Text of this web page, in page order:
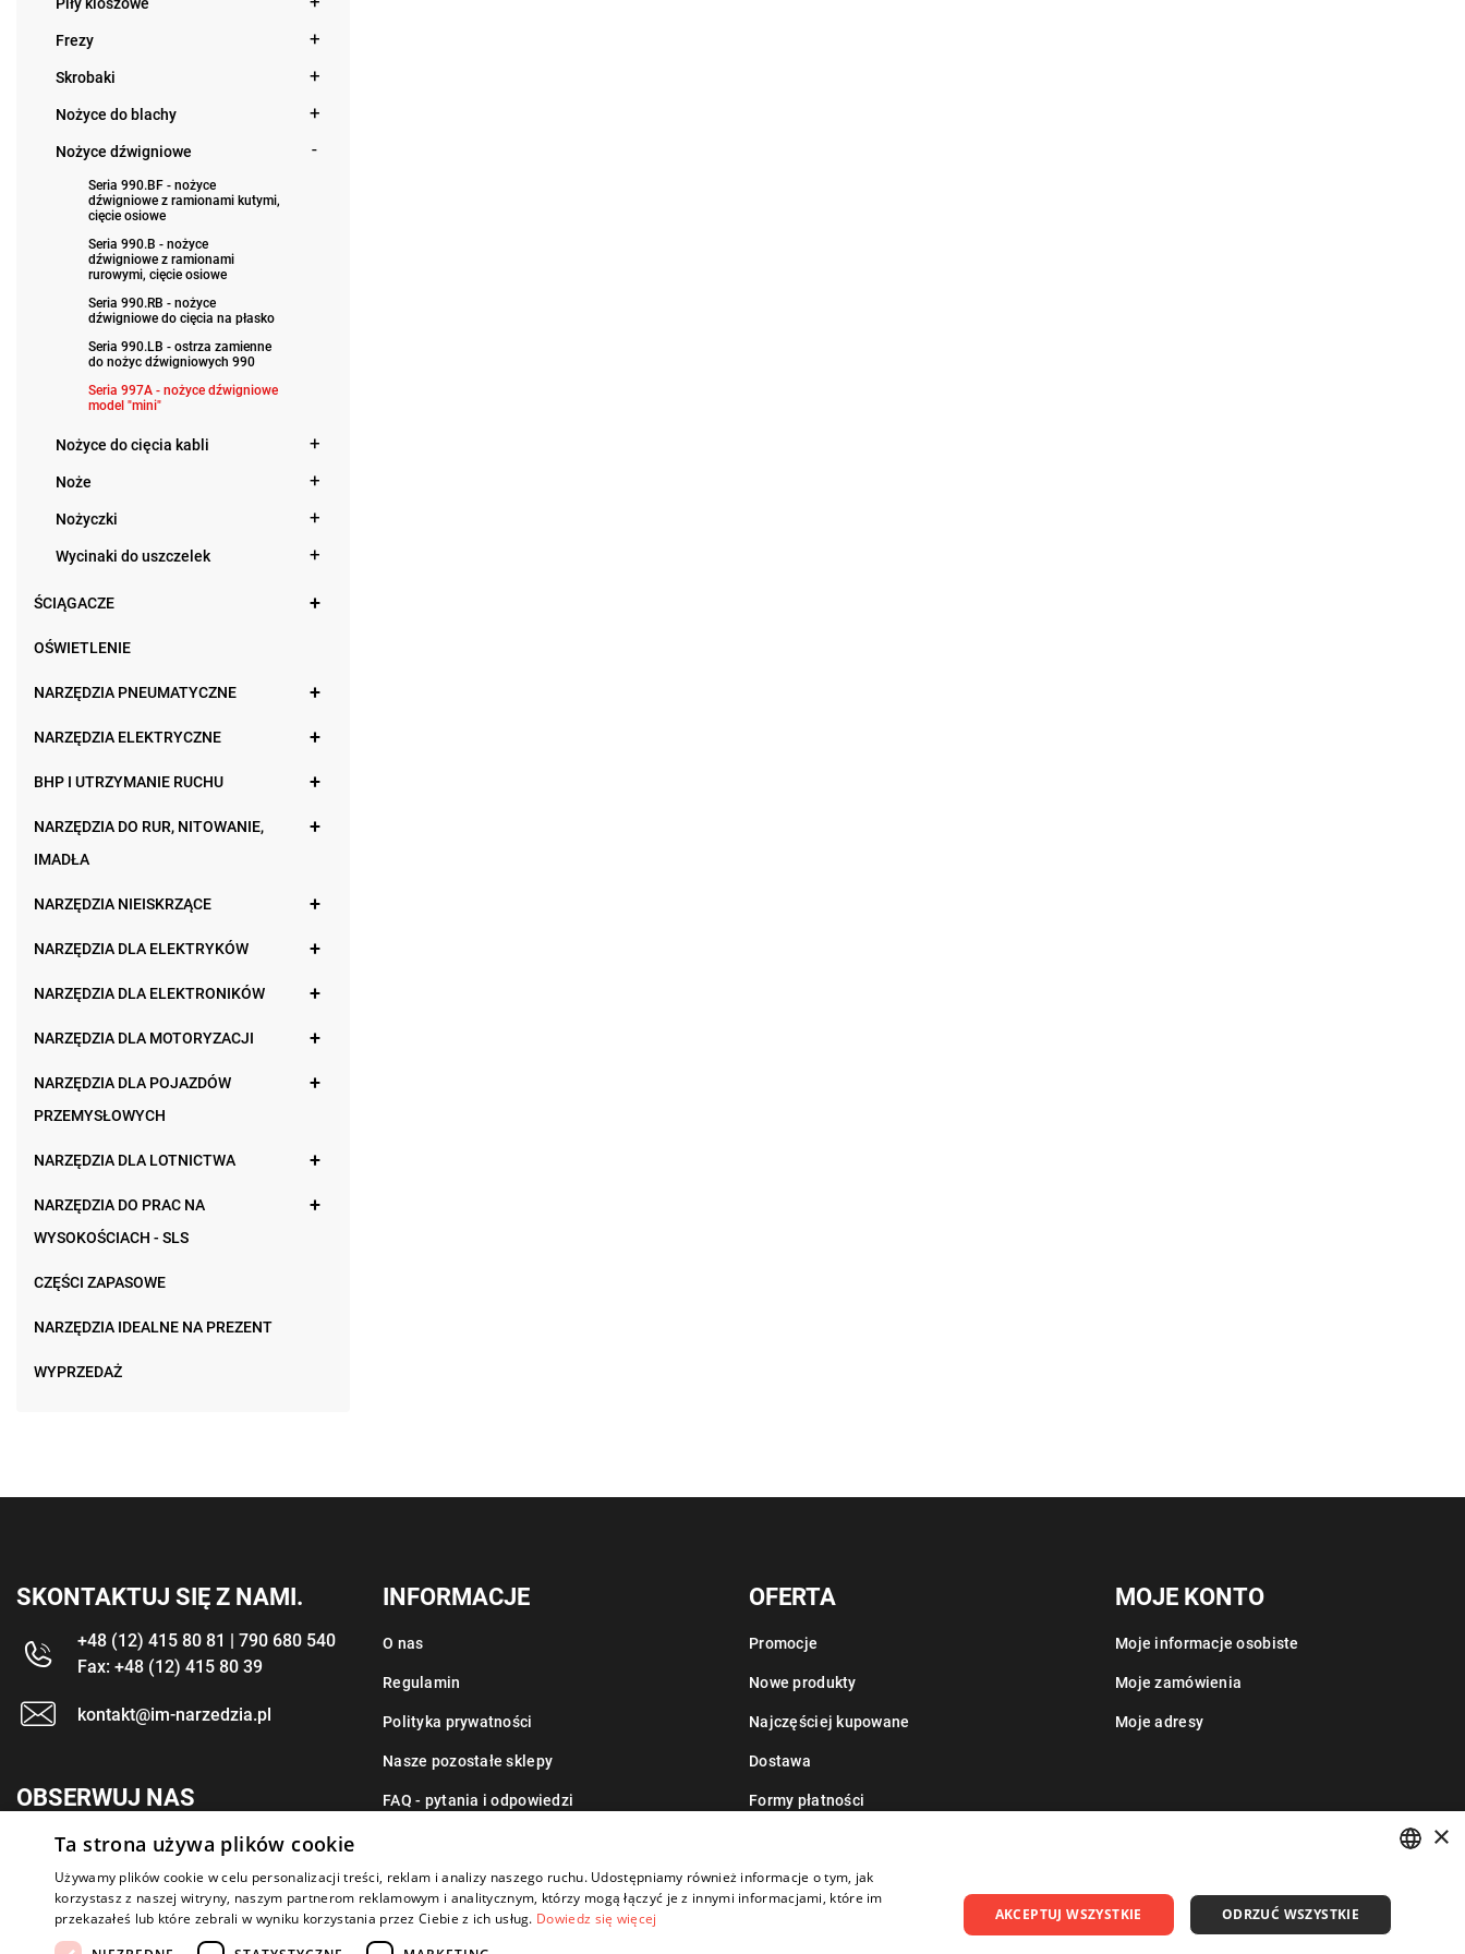
Frezy
Skrobaki
Nożyce do blachy
Nożyce dźwigniowe
Seria 990.BF - nożyce
dźwigniowe z ramionami kutymi,
cięcie osiowe
Seria 990.B - nożyce
dźwigniowe z ramionami
rurowymi, cięcie osiowe
Seria 990.RB - nożyce
dźwigniowe do cięcia na płasko
Seria 990.LB - ostrza zamienne
do nożyc dźwigniowych 990
Seria 997A - nożyce dźwigniowe
model "mini"
Nożyce do cięcia kabli
Noże
Nożyczki
Wycinaki do uszczelek
ŚCIĄGACZE
OŚWIETLENIE
NARZĘDZIA PNEUMATYCZNE
NARZĘDZIA ELEKTRYCZNE
BHP I UTRZYMANIE RUCHU
NARZĘDZIA DO RUR, NITOWANIE,
IMADŁA
NARZĘDZIA NIEISKRZĄCE
NARZĘDZIA DLA ELEKTRYKÓW
NARZĘDZIA DLA ELEKTRONIKÓW
NARZĘDZIA DLA MOTORYZACJI
NARZĘDZIA DLA POJAZDÓW
PRZEMYSŁOWYCH
NARZĘDZIA DLA LOTNICTWA
NARZĘDZIA DO PRAC NA
WYSOKOŚCIACH - SLS
CZĘŚCI ZAPASOWE
NARZĘDZIA IDEALNE NA PREZENT
WYPRZEDAŻ
SKONTAKTUJ SIĘ Z NAMI.
+48 (12) 415 80 81 | 790 680 540
Fax: +48 (12) 415 80 39
kontakt@im-narzedzia.pl
OBSERWUJ NAS
INFORMACJE
O nas
Regulamin
Polityka prywatności
Nasze pozostałe sklepy
FAQ - pytania i odpowiedzi
OFERTA
Promocje
Nowe produkty
Najczęściej kupowane
Dostawa
Formy płatności
MOJE KONTO
Moje informacje osobiste
Moje zamówienia
Moje adresy
POLISH
ENGLISH
×
Ta strona używa plików cookie
Używamy plików cookie w celu personalizacji treści, reklam i analizy naszego ruchu. Udostępniamy również informacje o tym, jak
korzystasz z naszej witryny, naszym partnerom reklamowym i analitycznym, którzy mogą łączyć je z innymi informacjami, które im
przekazałeś lub które zebrali w wyniku korzystania przez Ciebie z ich usług. Dowiedz się więcej
AKCEPTUJ WSZYSTKIE ODRZUĆ WSZYSTKIE